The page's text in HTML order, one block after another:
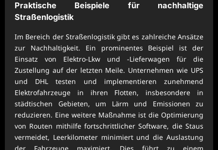
Praktische Beispiele für nachhaltige
Straßenlogistik
Im Bereich der Straßenlogistik gibt es zahlreiche Ansätze
zur Nachhaltigkeit. Ein prominentes Beispiel ist der
Einsatz von Elektro-Lkw und -Lieferwagen für die
Zustellung auf der letzten Meile. Unternehmen wie UPS
und DHL testen und implementieren zunehmend
Elektrofahrzeuge in ihren Flotten, insbesondere in
städtischen Gebieten, um Lärm und Emissionen zu
reduzieren. Eine weitere Maßnahme ist die Optimierung
von Routen mithilfe fortschrittlicher Software, die Staus
vermeidet, Leerkilometer minimiert und die Auslastung
der Fahrzeuge maximiert. Dies führt zu einem